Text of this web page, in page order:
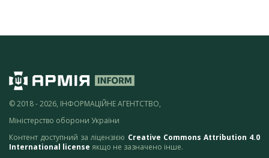
© 2018 - 2026, ІНФОРМАЦІЙНЕ АГЕНТСТВО,
Міністерство оборони України
Контент доступний за ліцензією Creative Commons Attribution 4.0
International license якщо не зазначено інше.